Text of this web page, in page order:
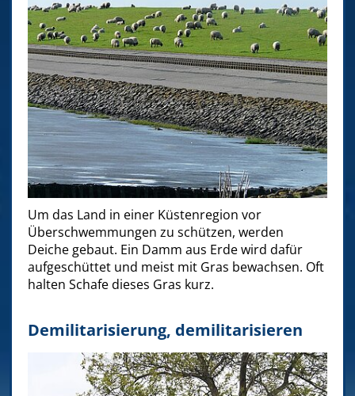
Um das Land in einer Küstenregion vor
Überschwemmungen zu schützen, werden
Deiche gebaut. Ein Damm aus Erde wird dafür
aufgeschüttet und meist mit Gras bewachsen. Oft
halten Schafe dieses Gras kurz.
Demilitarisierung, demilitarisieren